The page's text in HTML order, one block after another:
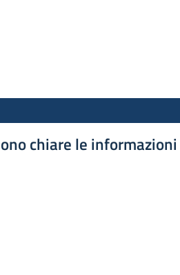
- INTERVISTA A FAIRBNB.COOP
chiare le